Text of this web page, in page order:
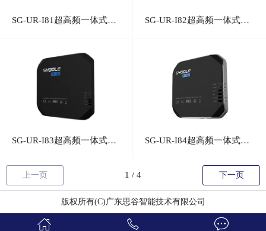
SG-UR-I81超高频一体式读写器 SG-UR-I82超高频一体式读写器
SG-UR-I83超高频一体式读写器 SG-UR-I84超高频一体式读写器
上一页 下一页
版权所有(C)广东思谷智能技术有限公司